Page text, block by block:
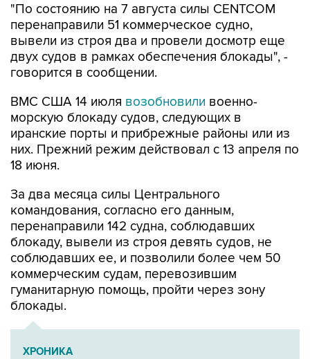
"По состоянию на 7 августа силы CENTCOM
перенаправили 51 коммерческое судно,
вывели из строя два и провели досмотр еще
двух судов в рамках обеспечения блокады", -
говорится в сообщении.
ВМС США 14 июля возобновили военно-
морскую блокаду судов, следующих в
иранские порты и прибрежные районы или из
них. Прежний режим действовал с 13 апреля по
18 июня.
За два месяца силы Центрального
командования, согласно его данным,
перенаправили 142 судна, соблюдавших
блокаду, вывели из строя девять судов, не
соблюдавших ее, и позволили более чем 50
коммерческим судам, перевозившим
гуманитарную помощь, пройти через зону
блокады.
ХРОНИКА